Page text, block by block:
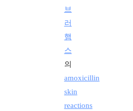
브
러
햄
스
의
amoxicillin
skin
reactions